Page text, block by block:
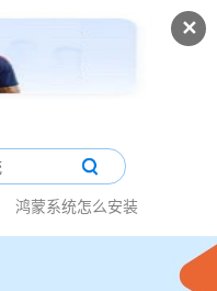
✕
鸿蒙系统怎么安装